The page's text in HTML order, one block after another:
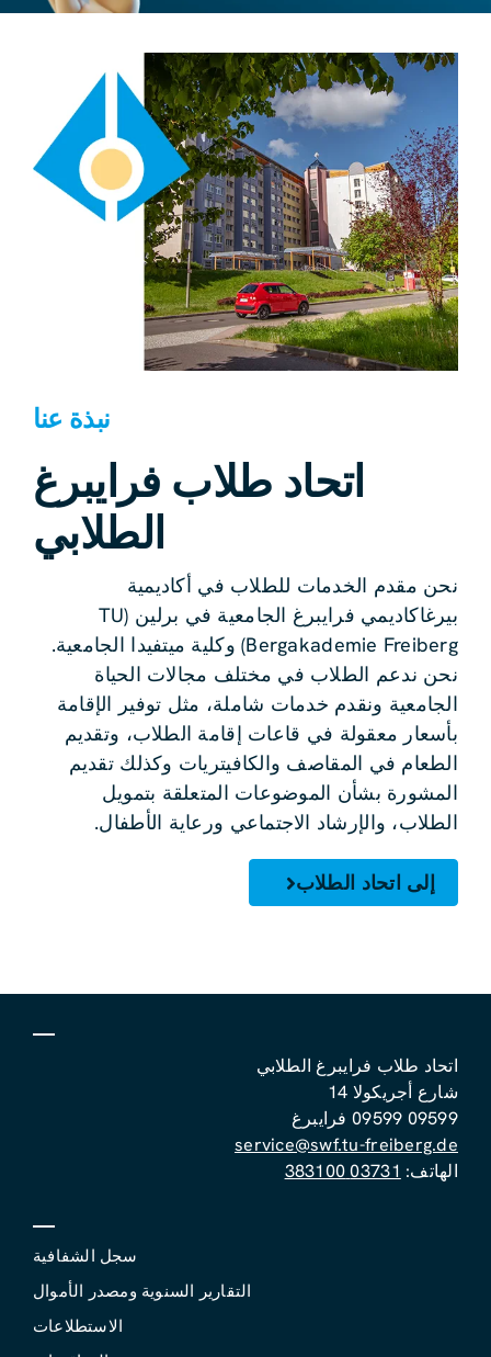
نبذة عنا
اتحاد طلاب فرايبرغ
الطلابي
نحن مقدم الخدمات للطلاب في أكاديمية
بيرغاكاديمي فرايبرغ الجامعية في برلين (TU
Bergakademie Freiberg) وكلية ميتفيدا الجامعية.
نحن ندعم الطلاب في مختلف مجالات الحياة
الجامعية ونقدم خدمات شاملة، مثل توفير الإقامة
بأسعار معقولة في قاعات إقامة الطلاب، وتقديم
الطعام في المقاصف والكافيتريات وكذلك تقديم
المشورة بشأن الموضوعات المتعلقة بتمويل
الطلاب، والإرشاد الاجتماعي ورعاية الأطفال.
إلى اتحاد الطلاب
اتحاد طلاب فرايبرغ الطلابي
شارع أجريكولا 14
09599 09599 فرايبرغ
service@swf.tu-freiberg.de
الهاتف: 03731 383100
سجل الشفافية
التقارير السنوية ومصدر الأموال
الاستطلاعات